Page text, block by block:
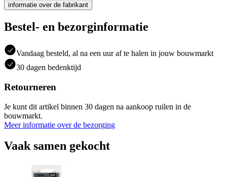
informatie over de fabrikant
Bestel- en bezorginformatie
Vandaag besteld, al na een uur af te halen in jouw bouwmarkt
30 dagen bedenktijd
Retourneren
Je kunt dit artikel binnen 30 dagen na aankoop ruilen in de
bouwmarkt.
Meer informatie over de bezorging
Vaak samen gekocht